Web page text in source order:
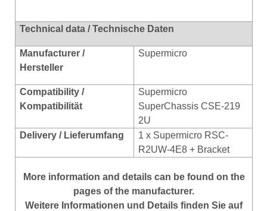
Technical data / Technische Daten
Manufacturer /
Hersteller
Supermicro
Compatibility /
Kompatibilität
Supermicro
SuperChassis CSE-219
2U
Delivery / Lieferumfang
1 x Supermicro RSC-
R2UW-4E8 + Bracket
More information and details can be found on the
pages of the manufacturer.
Weitere Informationen und Details finden Sie auf